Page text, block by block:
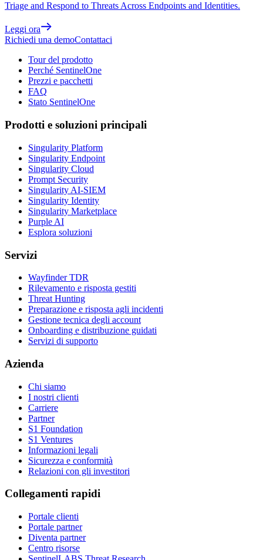
Triage and Respond to Threats Across Endpoints and Identities.
Leggi ora
Richiedi una demoContattaci
Tour del prodotto
Perché SentinelOne
Prezzi e pacchetti
FAQ
Stato SentinelOne
Prodotti e soluzioni principali
Singularity Platform
Singularity Endpoint
Singularity Cloud
Prompt Security
Singularity AI-SIEM
Singularity Identity
Singularity Marketplace
Purple AI
Esplora soluzioni
Servizi
Wayfinder TDR
Rilevamento e risposta gestiti
Threat Hunting
Preparazione e risposta agli incidenti
Gestione tecnica degli account
Onboarding e distribuzione guidati
Servizi di supporto
Azienda
Chi siamo
I nostri clienti
Carriere
Partner
S1 Foundation
S1 Ventures
Informazioni legali
Sicurezza e conformità
Relazioni con gli investitori
Collegamenti rapidi
Portale clienti
Portale partner
Diventa partner
Centro risorse